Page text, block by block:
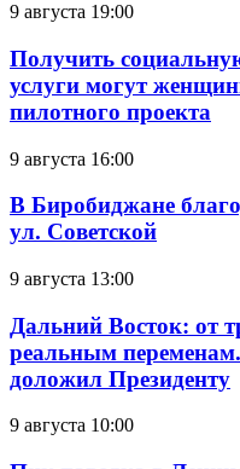
9 августа 19:00
Получить
услуги могут
пилотного проекта
9 августа 16:00
В Биробиджане
ул. Советской
9 августа 13:00
Дальний Восток: от
реальным
доложил Президенту
9 августа 10:00